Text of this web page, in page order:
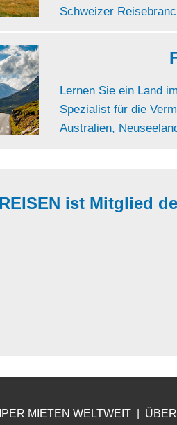
Schweizer
Lernen Sie ein Land
Spezialist für die
Australien,
ist Mitglied
MIETEN WELTWEIT ÜB